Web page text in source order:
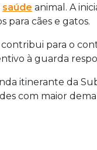
saúde animal. A
para cães e gatos.
para o
à guarda
itinerante da
com maior